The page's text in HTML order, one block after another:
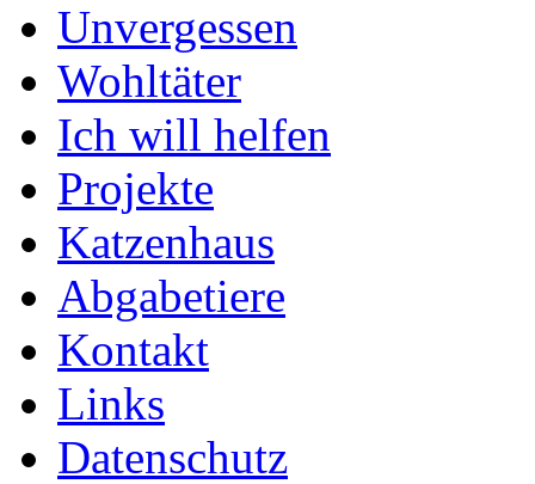
Unvergessen
Wohltäter
Ich will helfen
Projekte
Katzenhaus
Abgabetiere
Kontakt
Links
Datenschutz